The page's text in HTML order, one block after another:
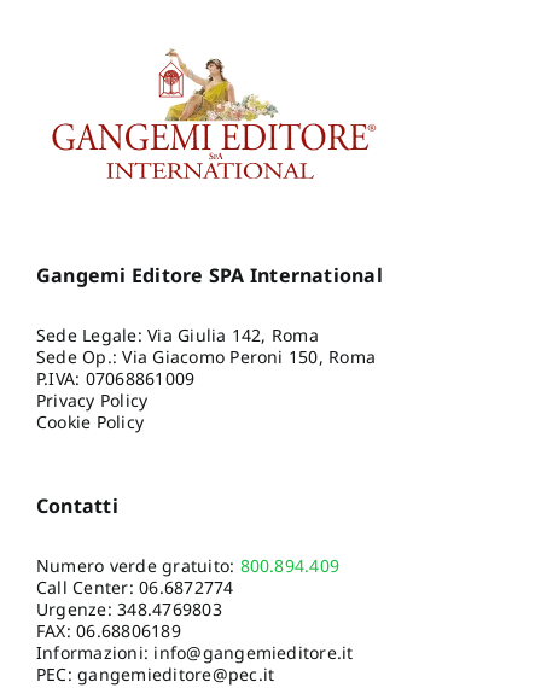
Gangemi Editore SPA International
Sede Legale: Via Giulia 142, Roma
Sede Op.: Via Giacomo Peroni 150, Roma
P.IVA: 07068861009
Privacy Policy
Cookie Policy
Contatti
Numero verde gratuito: 800.894.409
Call Center:06.6872774
Urgenze:348.4769803
FAX: 06.68806189
Informazioni: info@gangemieditore.it
PEC: gangemieditore@pec.it